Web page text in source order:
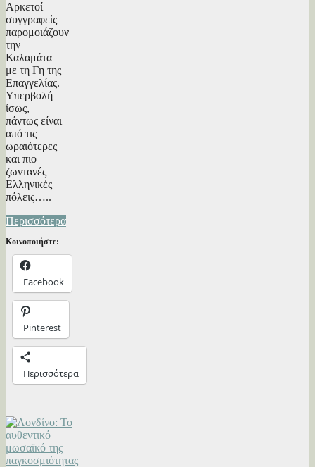
Αρκετοί
συγγραφείς
παρομοιάζουν
την
Καλαμάτα
με τη Γη της
Επαγγελίας.
Υπερβολή
ίσως,
πάντως είναι
από τις
ωραιότερες
και πιο
ζωντανές
Ελληνικές
πόλεις…..
Περισσότερα
Κοινοποιήστε:
Facebook
Pinterest
Περισσότερα